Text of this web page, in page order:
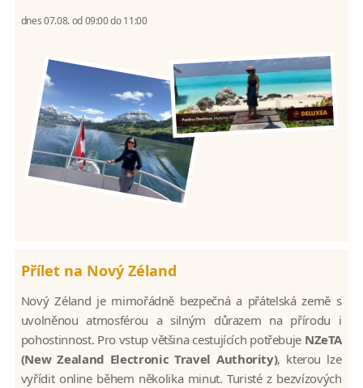
dnes 07.08. od 09:00 do 11:00
Přílet na Nový Zéland
Nový Zéland je mimořádně bezpečná a přátelská země s
uvolněnou atmosférou a silným důrazem na přírodu i
pohostinnost. Pro vstup většina cestujících potřebuje NZeTA
(New Zealand Electronic Travel Authority), kterou lze
vyřídit online během několika minut. Turisté z bezvízových